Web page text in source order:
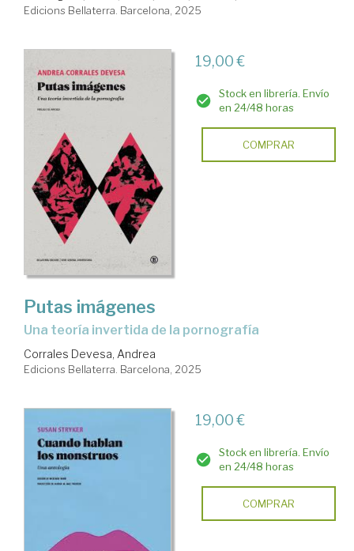
Edicions Bellaterra. Barcelona, 2025
19,00 €
Stock en librería. Envío
en 24/48 horas
COMPRAR
Putas imágenes
Una teoría invertida de la pornografía
Corrales Devesa, Andrea
Edicions Bellaterra. Barcelona, 2025
19,00 €
Stock en librería. Envío
en 24/48 horas
COMPRAR